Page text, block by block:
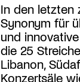
In den letzten
Synonym für
und
die 25
Libanon,
Konzertsäle